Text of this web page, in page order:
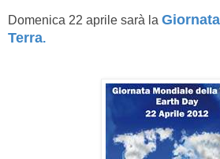
Domenica 22 aprile sarà la
Terra.